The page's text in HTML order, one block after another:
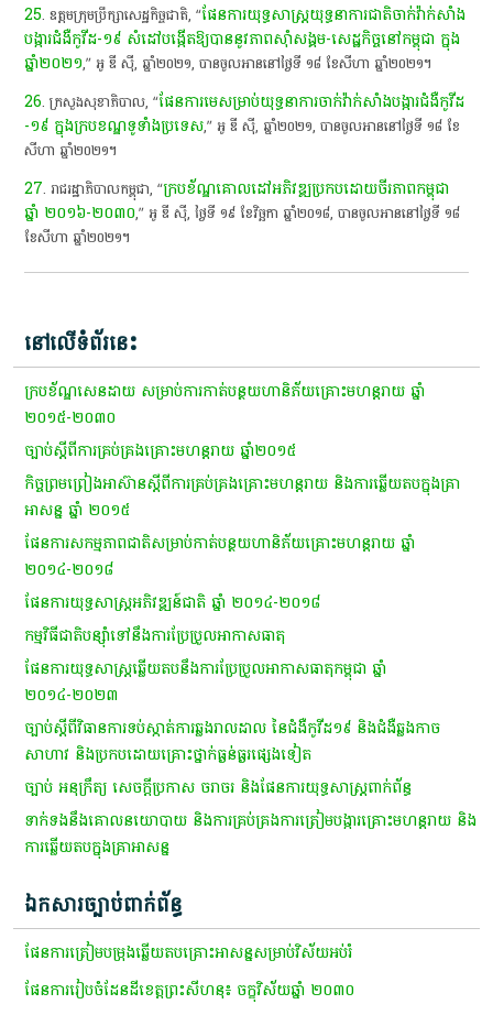
25. ​ឧត្តម​ក្រុមប្រឹក្សា​សេដ្ឋកិច្ចជាតិ​,​ “​ផែនការ​យុទ្ធសាស្ត្រ​យុទ្ធនាការ​ជាតិ​ចាក់​វ៉ាក់សាំង​
បង្ការ​ជំងឺ​កូ​វី​ដ​-១៩​ សំដៅ​បង្កើត​ឱ្យ​បាន​នូវ​ភាពស៊ាំ​សង្គម​-​សេដ្ឋកិច្ច​នៅ​កម្ពុជា​ ក្នុង​
ឆ្នាំ​២០២១,”​ អូ​ ឌី​ ស៊ី​,​ ឆ្នាំ​២០២១,​ បាន​ចូល​អាន​នៅ​ថ្ងៃ​ទី​ ១៨​ ខែសីហា​ ឆ្នាំ​២០២១​។​
26. ​ក្រសួងសុខាភិបាល​,​ “​ផែនការមេ​សម្រាប់​យុទ្ធនាការ​ចាក់​វ៉ាក់សាំង​បង្ការ​ជំងឺ​កូ​វី​ដ​
-១៩​ ក្នុង​ក្រប​ខណ្ឌ​ទូ​ទាំង​ប្រទេស​,”​ អូ​ ឌី​ ស៊ី​,​ ឆ្នាំ​២០២១,​ បាន​ចូល​អាន​នៅ​ថ្ងៃ​ទី​ ១៨​ ខែ
សីហា​ ឆ្នាំ​២០២១​។​
27. ​រាជរដ្ឋាភិបាល​កម្ពុជា​,​ “​ក្របខ័ណ្ឌ​គោលដៅ​អភិវឌ្ឍ​ប្រកបដោយ​ចីរភាព​កម្ពុជា​
ឆ្នាំ​ ២០១៦-២០៣០,”​ អូ​ ឌី​ ស៊ី​,​ ថ្ងៃ​ទី​ ១៩​ ខែ​វិ​ច្ឆ​កា​ ឆ្នាំ​២០១៨,​ បាន​ចូល​អាន​នៅ​ថ្ងៃ​ទី​ ១៨​
ខែសីហា​ ឆ្នាំ​២០២១​។​
នៅលើទំព័រនេះ
​ក្របខ័ណ្ឌ​សេន​ដាយ​ សម្រាប់​ការ​កាត់​បន្ថយ​ហានិភ័យ​គ្រោះ​មហន្តរាយ​ ឆ្នាំ​
២០១៥-២០៣០
​ច្បាប់​ស្តី​ពី​ការ​គ្រប់គ្រង​គ្រោះ​មហន្តរាយ​ ឆ្នាំ​២០១៥
​កិច្ចព្រមព្រៀង​អាស៊ាន​ស្តី​ពី​ការ​គ្រប់គ្រង​គ្រោះ​មហន្តរាយ​ និង​ការ​ឆ្លើយ​តប​ក្នុង​គ្រា
អាសន្ន​ ឆ្នាំ​ ២០១៥
​ផែនការ​សកម្មភាព​ជាតិ​សម្រាប់​កាត់​បន្ថយ​ហានិភ័យ​គ្រោះ​មហន្តរាយ​ ឆ្នាំ​
២០១៤-២០១៨
​ផែនការ​យុទ្ធសាស្ត្រ​អភិវឌ្ឍន៍​ជាតិ​ ឆ្នាំ​ ២០១៤-២០១៨
​កម្មវិធី​ជាតិ​បន្ស៊ាំ​ទៅ​នឹង​ការ​ប្រែប្រួល​អាកាសធាតុ​
​ផែនការ​យុទ្ធសាស្ត្រ​ឆ្លើយ​តប​នឹង​ការ​ប្រែប្រួល​អាកាសធាតុ​កម្ពុជា​ ឆ្នាំ​
២០១៤-២០២៣
​ច្បាប់​ស្តី​ពី​វិធានការ​ទប់ស្កាត់​ការ​ឆ្លង​រាលដាល​ នៃ​ជំងឺ​កូ​វី​ដ​១៩​ និង​ជំងឺឆ្លង​កាច​
សាហាវ​ និង​ប្រកបដោយ​គ្រោះថ្នាក់​ធ្ងន់ធ្ងរ​ផ្សេង​ទៀត​
​ច្បាប់​ អនុក្រឹត្យ​ សេចក្តី​ប្រកាស​ ចរាចរ​ និង​ផែនការ​យុទ្ធសាស្ត្រ​ពាក់ព័ន្ធ​
ទាក់ទង​នឹង​គោលនយោបាយ​ និង​ការ​គ្រប់គ្រង​ការ​ត្រៀម​បង្ការ​គ្រោះ​មហន្តរាយ​ និង​
ការ​ឆ្លើយ​តប​ក្នុង​គ្រាអាសន្ន​
ឯកសារច្បាប់ពាក់ព័ន្ធ
ផែន​ការ​ត្រៀមបម្រុងឆ្លើយតបគ្រោះអាស​ន្នសម្រាប់វិស័យអប់រំ
ផែនការរៀបចំដែនដីខេត្តព្រះសីហនុ៖ ចក្ខុវិស័យឆ្នាំ ២០៣០